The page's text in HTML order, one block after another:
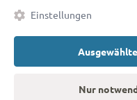
©
Einstellungen
Nur